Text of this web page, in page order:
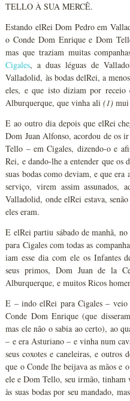
TELLO À SUA MERCÊ.
Estando elRei Dom Pedro em
o Conde Dom Enrique e Dom
mas que traziam muitas
Cigales, a duas léguas de
Valladolid, às bodas delRei, a
eles, e que isto diziam por
Alburquerque, que vinha ali(1) mui
E ao outro dia depois que elRei
Dom Juan Alfonso, acordou de os
Tello – em Cigales, dizendo-o e
Rei, e dando-lhe a entender que os
suas bodas como deviam, e que
serviço, virem assim assunados,
Valladolid, onde elRei estava,
eles eram.
E elRei partiu sábado de manhã,
para Cigales com todas as
iam esse dia com ele os Infantes
seus primos, Dom Juan de la
Alburquerque, e muitos Ricos
E – indo elRei para Cigales –
Conde Dom Enrique (que
mas ele não o sabia ao certo), ao
– e era Asturiano – e vinha num
seus coxotes e caneleiras, e outros
que o Conde lhe beijava as mãos e
ele e Dom Tello, seu irmão, tinham
às suas bodas por seu mandado,